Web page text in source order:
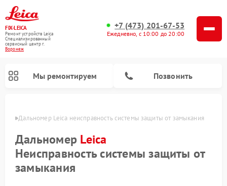
FIX-LEICA
Ремонт устройств Leica
Специализированный
cервисный центр г.
Воронеж
+7 (473) 201-67-53
Ежедневно, с 10:00 до 20:00
Мы ремонтируем Позвонить
Дальномер Leica неисправность системы защиты от замыкания
Дальномер Leica
Неисправность системы защиты от
замыкания